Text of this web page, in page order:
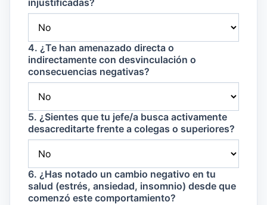
injustificadas?
4. ¿Te han amenazado directa o
indirectamente con desvinculación o
consecuencias negativas?
5. ¿Sientes que tu jefe/a busca activamente
desacreditarte frente a colegas o superiores?
6. ¿Has notado un cambio negativo en tu
salud (estrés, ansiedad, insomnio) desde que
comenzó este comportamiento?